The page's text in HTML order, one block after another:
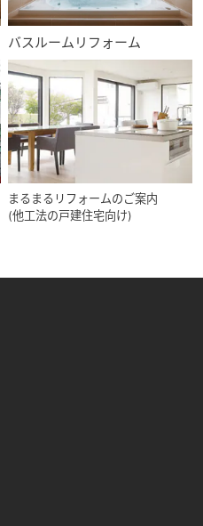
バスルームリフォーム
まるまるリフォームのご案内
(他工法の戸建住宅向け)